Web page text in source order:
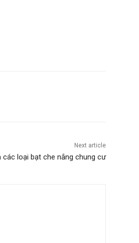
Next article
các loại bạt che nắng chung cư